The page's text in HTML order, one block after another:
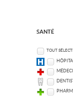
SANTÉ
TOUT